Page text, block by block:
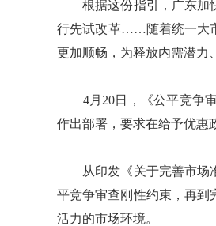
根据这份指引，广东加快
行先试改革……随着统一大
更加顺畅，为释放内需潜力
4月20日，《公平竞争审
作出部署，要求在给予优惠
从印发《关于完善市场准
平竞争审查刚性约束，再
活力的市场环境。